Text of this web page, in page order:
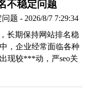
不稳定问题
题 - 2026/8/7 7:29:34
长期保持网站排名稳
，企业经常面临各种
现较***动，严seo关